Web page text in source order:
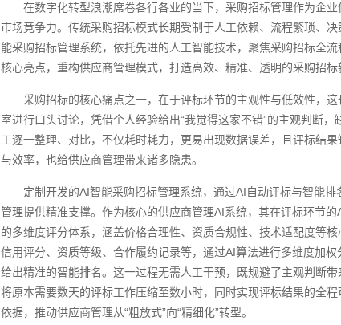
在数字化转型浪潮席卷各行各业的当下，采购招标管理作为企
市场竞争力。传统采购招标模式长期受制于人工依赖、流程繁琐、
能采购招标管理系统，依托先进的人工智能技术，聚焦采购招标全
核心亮点，重构供应商管理模式，打造高效、精准、透明的采购招
采购招标的核心痛点之一，在于评标环节的主观性与低效性，
室进行口头讨论，凭借个人经验给出“我觉得这家不错”的主观判断
工逐一整理、对比，不仅耗时耗力，更易出现数据误差，且评标结
与效率，也给供应商管理带来诸多隐患。
定制开发的AI智能采购招标管理系统，通过AI自动评标与智能
管理提供精准支撑。作为核心的供应商管理AI系统，其在评标环节
的多维度评分体系，涵盖价格合理性、资质合规性、技术适配度等
信用评分、资质等级、合作履约记录等，通过AI算法进行多维度加
给出精准的智能排名。这一过程无需人工干预，既规避了主观判断
将原本需要数天的评标工作压缩至数小时，同时实现评标结果的全
依据，推动供应商管理从“粗放式”向“精细化”转型。